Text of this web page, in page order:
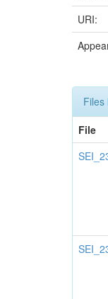
URI:
Files
File